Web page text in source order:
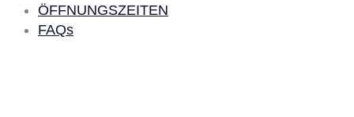
ÖFFNUNGSZEITEN
FAQs